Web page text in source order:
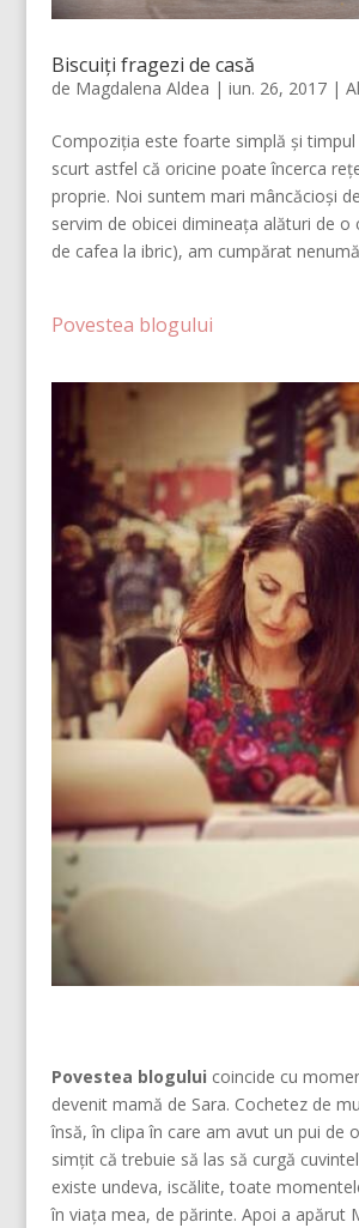
Biscuiți fragezi de casă
de Magdalena Aldea | iun. 26, 2017|
Compoziția este foarte simplă și
scurt astfel că oricine poate încerca
proprie. Noi suntem mari mâncăcioși
servim de obicei dimineața alături de o
de cafea la ibric), am cumpărat
Povestea blogului
Povestea blogului coincide cu
devenit mamă de Sara. Cochetez de
însă, în clipa în care am avut un pui de
simțit că trebuie să las să curgă
existe undeva, iscălite, toate
în viața mea, de părinte. Apoi a apărut